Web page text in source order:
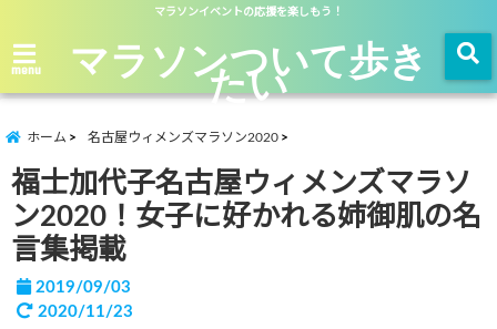
マラソンイベントの応援を楽しもう！
menu マラソンついて歩き
たい
ホーム 名古屋ウィメンズマラソン2020
福士加代子名古屋ウィメンズマラソ
ン2020！女子に好かれる姉御肌の名
言集掲載
2019/09/03
2020/11/23